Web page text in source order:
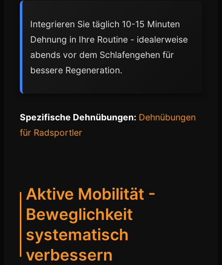
Integrieren Sie täglich 10-15 Minuten
Dehnung in Ihre Routine - idealerweise
abends vor dem Schlafengehen für
bessere Regeneration.
Spezifische Dehnübungen: Dehnübungen
für Radsportler
Aktive Mobilität -
Beweglichkeit
systematisch
verbessern